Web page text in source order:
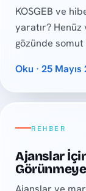
KOSGEB ve
yaratır?
gözünde
Oku · 25
REHBER
Ajanslar